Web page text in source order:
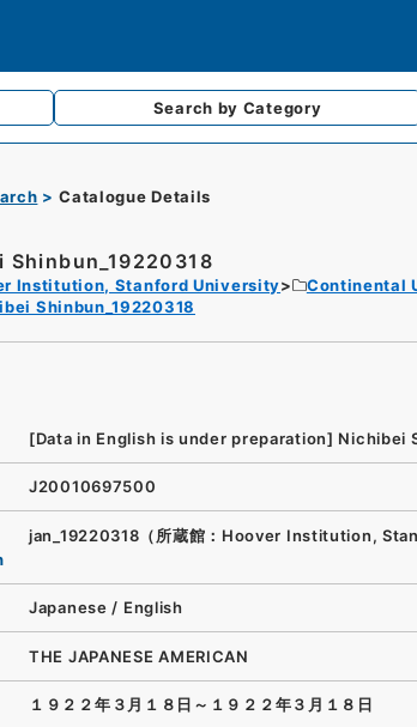
Search by Category
Catalogue Details
Shinbun_19220318
Institution, Stanford University Continental
Shinbun_19220318
[Data in English is under preparation] Nichibei
J20010697500
jan_19220318（所蔵館：Hoover Institution,
Japanese / English
THE JAPANESE AMERICAN
１９２２年３月１８日～１９２２年３月１８日